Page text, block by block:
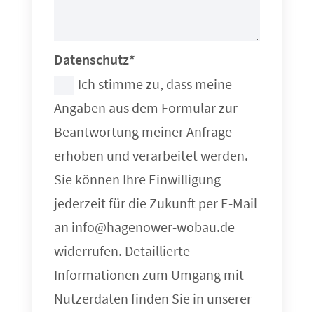
Datenschutz*
Ich stimme zu, dass meine
Angaben aus dem Formular zur
Beantwortung meiner Anfrage
erhoben und verarbeitet werden.
Sie können Ihre Einwilligung
jederzeit für die Zukunft per E-Mail
an info@hagenower-wobau.de
widerrufen. Detaillierte
Informationen zum Umgang mit
Nutzerdaten finden Sie in unserer